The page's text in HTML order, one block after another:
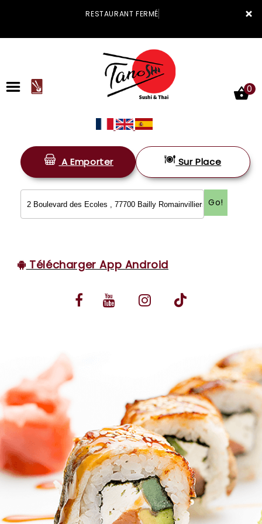
×
RESTAURANT FERMÉ
ACCUEIL
LA CARTE
VOS AVIS
MENTIONS LÉGALES
0
A Emporter Sur Place
Go!
Télécharger App Android